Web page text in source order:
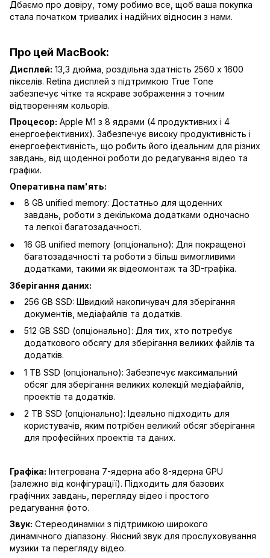
Дбаємо про довіру, тому робимо все, щоб ваша покупка
стала початком тривалих і надійних відносин з нами.
Про цей MacBook:
Дисплей: 13,3 дюйма, роздільна здатність 2560 x 1600
пікселів. Retina дисплей з підтримкою True Tone
забезпечує чітке та яскраве зображення з точним
відтворенням кольорів.
Процесор: Apple M1 з 8 ядрами (4 продуктивних і 4
енергоефективних). Забезпечує високу продуктивність і
енергоефективність, що робить його ідеальним для різних
завдань, від щоденної роботи до редагування відео та
графіки.
Оперативна пам'ять:
8 GB unified memory: Достатньо для щоденних
завдань, роботи з декількома додатками одночасно
та легкої багатозадачності.
16 GB unified memory (опціонально): Для покращеної
багатозадачності та роботи з більш вимогливими
додатками, такими як відеомонтаж та 3D-графіка.
Зберігання даних:
256 GB SSD: Швидкий накопичувач для зберігання
документів, медіафайлів та додатків.
512 GB SSD (опціонально): Для тих, хто потребує
додаткового обсягу для зберігання великих файлів та
додатків.
1 TB SSD (опціонально): Забезпечує максимальний
обсяг для зберігання великих колекцій медіафайлів,
проектів та додатків.
2 TB SSD (опціонально): Ідеально підходить для
користувачів, яким потрібен великий обсяг зберігання
для професійних проектів та даних.
Графіка: Інтегрована 7-ядерна або 8-ядерна GPU
(залежно від конфігурації). Підходить для базових
графічних завдань, перегляду відео і простого
редагування фото.
Звук: Стереодинаміки з підтримкою широкого
динамічного діапазону. Якісний звук для прослуховування
музики та перегляду відео.